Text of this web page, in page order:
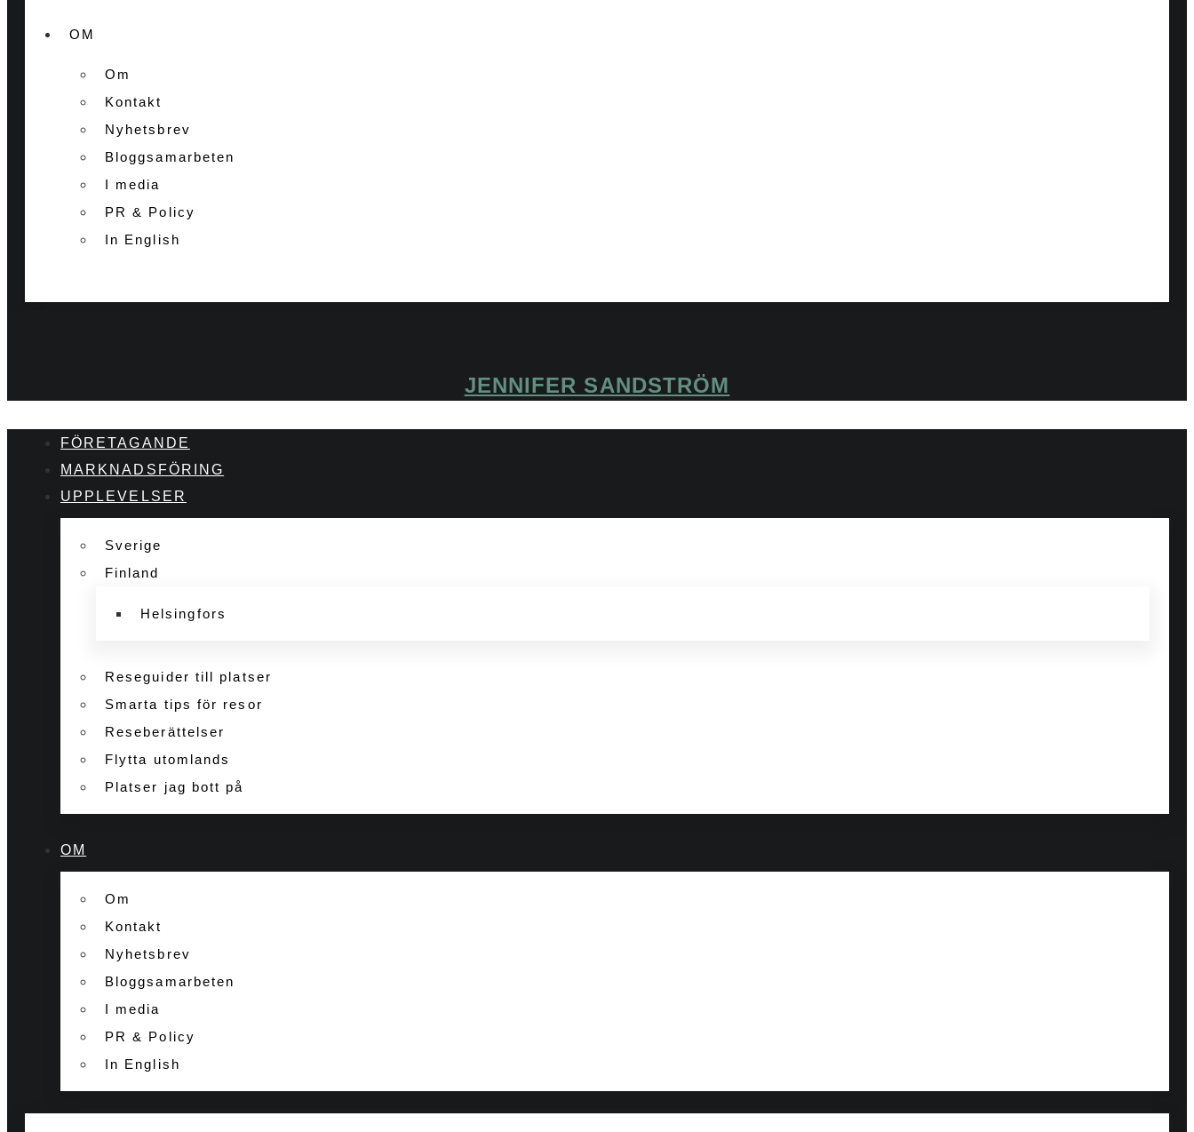
OM
Om
Kontakt
Nyhetsbrev
Bloggsamarbeten
I media
PR & Policy
In English
JENNIFER SANDSTRÖM
FÖRETAGANDE
MARKNADSFÖRING
UPPLEVELSER
Sverige
Finland
Helsingfors
Reseguider till platser
Smarta tips för resor
Reseberättelser
Flytta utomlands
Platser jag bott på
OM
Om
Kontakt
Nyhetsbrev
Bloggsamarbeten
I media
PR & Policy
In English